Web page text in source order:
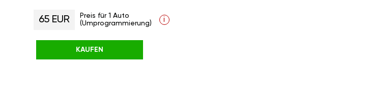
65 EUR
Preis für 1 Auto
(Umprogrammierung)
i
KAUFEN